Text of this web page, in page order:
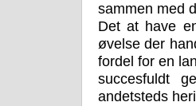
sammen med
Det at have
øvelse der
fordel for en
succesfuldt
andetsteds